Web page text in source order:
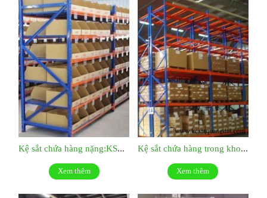
Kệ sắt chứa hàng nặng:KS052
Xem thêm
Kệ sắt chứa hàng trong kho KS51
Xem thêm